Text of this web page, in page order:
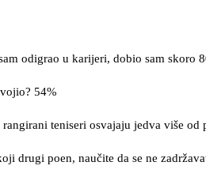
odigrao u karijeri, dobio sam skoro
54%
teniseri osvajaju jedva više od
drugi poen, naučite da se ne